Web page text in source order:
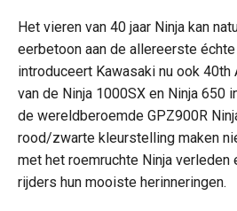
Het vieren van 40 jaar Ninja kan
eerbetoon aan de allereerste
introduceert Kawasaki nu ook 40th
van de Ninja 1000SX en Ninja 650
de wereldberoemde GPZ900R
rood/zwarte kleurstelling maken
met het roemruchte Ninja verleden
rijders hun mooiste herinneringen.